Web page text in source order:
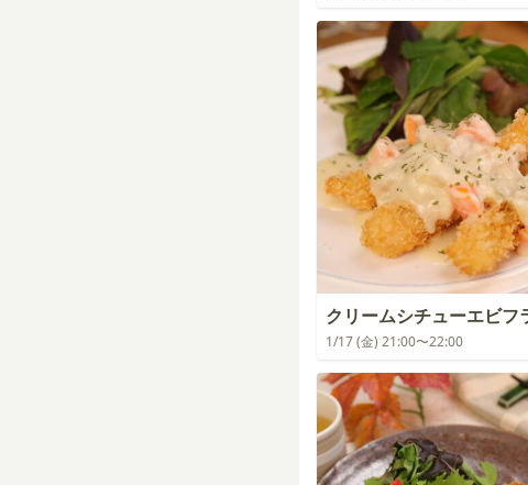
クリームシチューエビフ
1/17 (金) 21:00〜22:00